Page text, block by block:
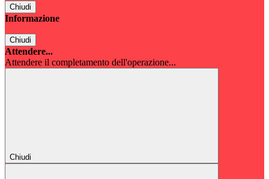
Chiudi
Informazione
Chiudi
Attendere...
Attendere il completamento dell'operazione...
Chiudi